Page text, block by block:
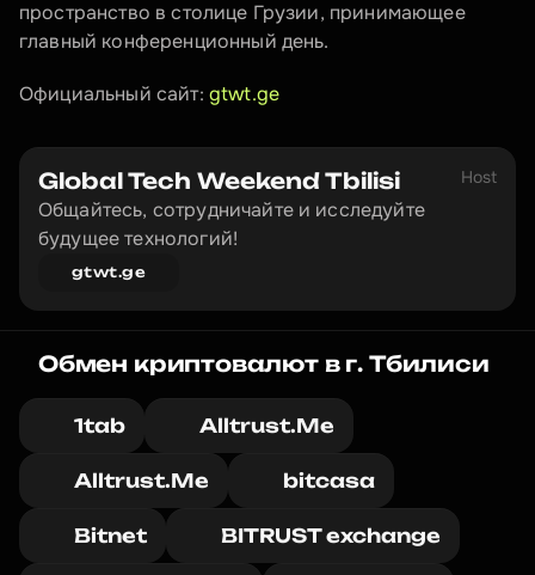
пространство в столице Грузии, принимающее
главный конференционный день.
Официальный сайт: gtwt.ge
Host
Global Tech Weekend Tbilisi
Общайтесь, сотрудничайте и исследуйте
будущее технологий!
gtwt.ge
Обмен криптовалют в г. Тбилиси
1tab Alltrust.Me
Alltrust.Me bitcasa
Bitnet BITRUST exchange